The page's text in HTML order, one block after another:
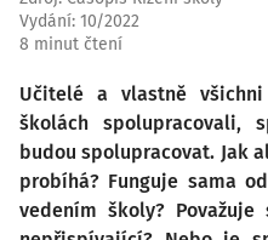
Vydání: 10/2022
8 minut čtení
Učitelé a vlastně
školách spolupracovali,
budou spolupracovat. Jak
probíhá? Funguje sama
vedením školy?